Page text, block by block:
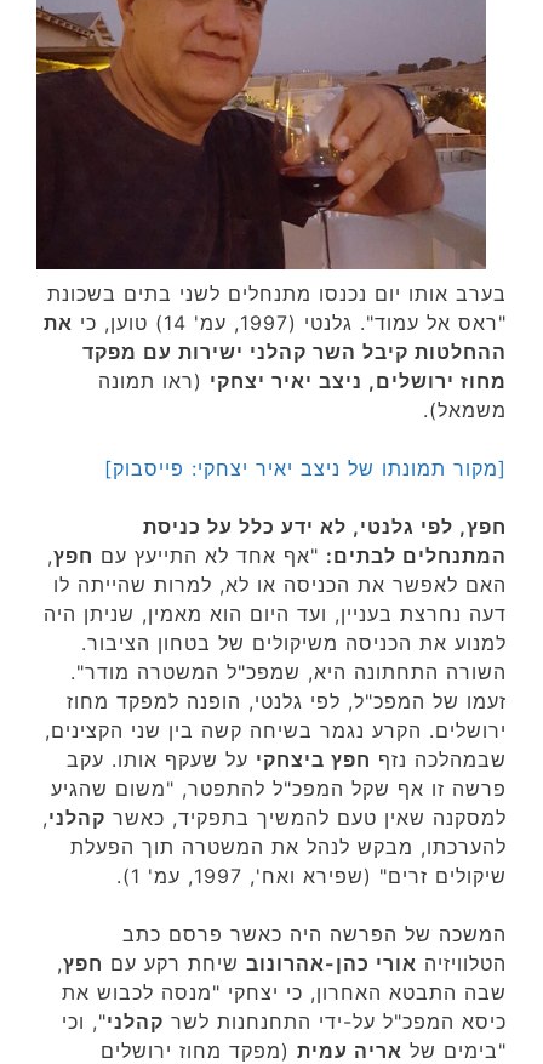
בערב אותו יום נכנסו מתנחלים לשני בתים בשכונת
"ראס אל עמוד". גלנטי (1997, עמ' 14) טוען, כי
את
ההחלטות קיבל השר קהלני ישירות עם מפקד
מחוז ירושלים, ניצב יאיר יצחקי (ראו תמונה
משמאל).
[מקור תמונתו של ניצב יאיר יצחקי: פייסבוק]
חפץ, לפי גלנטי, לא ידע כלל על כניסת
המתנחלים לבתים: "אף אחד לא התייעץ עם חפץ,
האם לאפשר את הכניסה או לא, למרות שהייתה לו
דעה נחרצת בעניין, ועד היום הוא מאמין, שניתן היה
למנוע את הכניסה משיקולים של בטחון הציבור.
השורה התחתונה היא, שמפכ"ל המשטרה מודר".
זעמו של המפכ"ל, לפי גלנטי, הופנה למפקד מחוז
ירושלים. הקרע נגמר בשיחה קשה בין שני הקצינים,
שבמהלכה נזף חפץ ביצחקי על שעקף אותו. עקב
פרשה זו אף שקל המפכ"ל להתפטר, "משום שהגיע
למסקנה שאין טעם להמשיך בתפקיד, כאשר קהלני,
להערכתו, מבקש לנהל את המשטרה תוך הפעלת
שיקולים זרים" (שפירא ואח', 1997, עמ' 1).
המשכה של הפרשה היה כאשר פרסם כתב
הטלוויזיה אורי כהן-אהרונוב שיחת רקע עם חפץ,
שבה התבטא האחרון, כי יצחקי "מנסה לכבוש את
כיסא המפכ"ל על-ידי התחנחנות לשר קהלני", וכי
"בימים של אריה עמית (מפקד מחוז ירושלים